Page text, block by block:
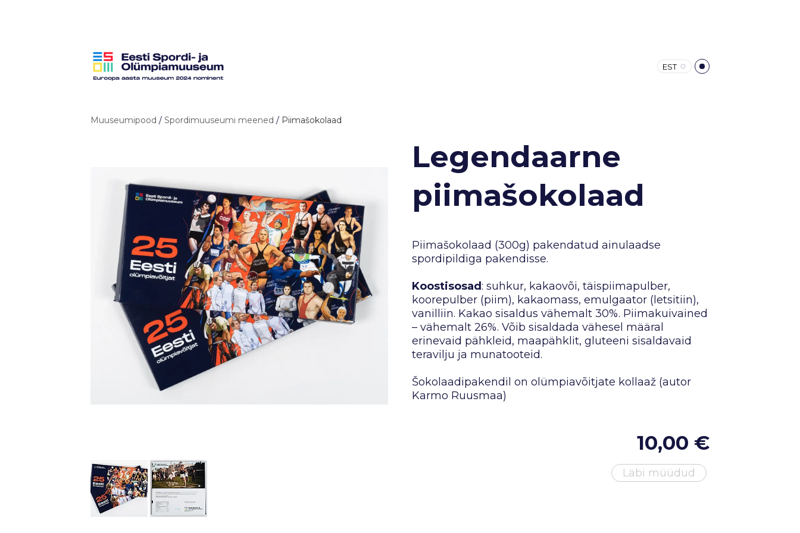
EST
Muuseumipood / Spordimuuseumi meened / Piimašokolaad
Legendaarne
piimašokolaad
Piimašokolaad (300g) pakendatud ainulaadse
spordipildiga pakendisse.
Koostisosad: suhkur, kakaovõi, täispiimapulber,
koorepulber (piim), kakaomass, emulgaator (letsitiin),
vanilliin. Kakao sisaldus vähemalt 30%. Piimakuivained
– vähemalt 26%. Võib sisaldada vähesel määral
erinevaid pähkleid, maapähklit, gluteeni sisaldavaid
teravilju ja munatooteid.
Šokolaadipakendil on olümpiavõitjate kollaaž (autor
Karmo Ruusmaa)
10,00 €
Läbi müüdud